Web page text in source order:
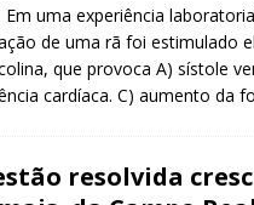
Em uma experiência
de uma rã foi estimulado
que provoca A) sístole
cardíaca. C) aumento da
resolvida